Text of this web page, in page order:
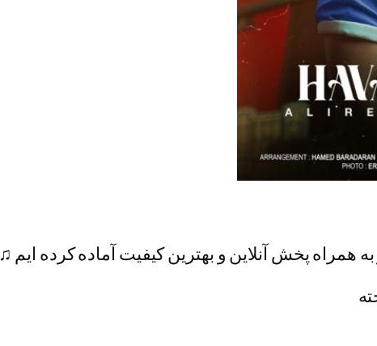
همراه پخش آنلاین و بهترین کیفیت آماده کرده ایم ♫